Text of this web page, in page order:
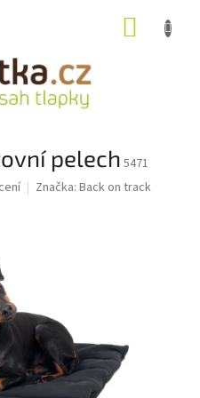
pelech 5471
Značka: Back on track